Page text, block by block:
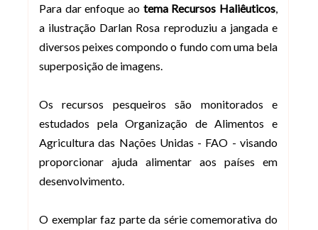
Para dar enfoque ao tema Recursos Haliêuticos,
a ilustração Darlan Rosa reproduziu a jangada e
diversos peixes compondo o fundo com uma bela
superposição de imagens.
Os recursos pesqueiros são monitorados e
estudados pela Organização de Alimentos e
Agricultura das Nações Unidas - FAO - visando
proporcionar ajuda alimentar aos países em
desenvolvimento.
O exemplar faz parte da série comemorativa do